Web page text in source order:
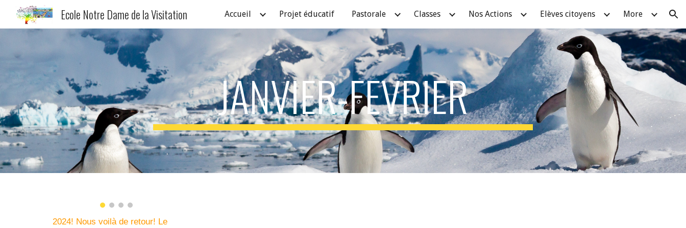
Skip to main content Skip to navigation
Ecole Notre Dame de la Visitation Accueil Projet éducatif Pastorale Classes Nos Actions Elèves citoyens More
JANVIER-FEVRIER
2024! Nous voilà de retour! Le